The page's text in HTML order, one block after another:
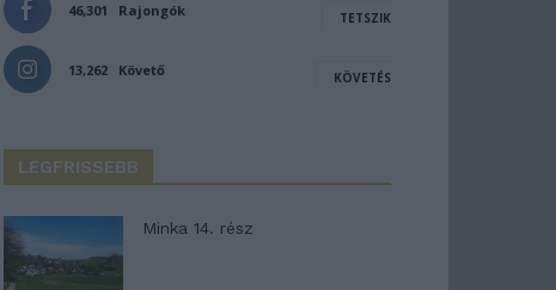
46,301 Rajongók TETSZIK
13,262 Követő KÖVETÉS
LEGFRISSEBB
Minka 14. rész